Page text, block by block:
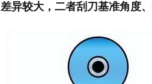
差异较大，二者刮刀基准角度